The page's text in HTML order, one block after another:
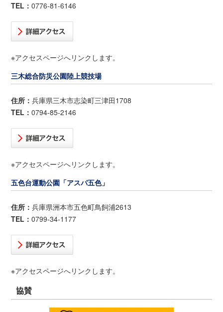
TEL：0776-81-6146
※アクセスページへリンクします。
三木総合防災公園陸上競技場
住所：兵庫県三木市志染町三津田1708
TEL：0794-85-2146
※アクセスページへリンクします。
五色台運動公園「アスパ五色」
住所：兵庫県洲本市五色町鳥飼浦2613
TEL：0799-34-1177
※アクセスページへリンクします。
協賛